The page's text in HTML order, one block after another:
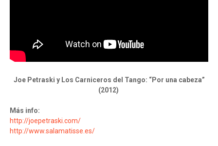
Joe Petraski y Los Carniceros del Tango: “Por una cabeza”
(2012)
Más info:
http://joepetraski.com/
http://www.salamatisse.es/